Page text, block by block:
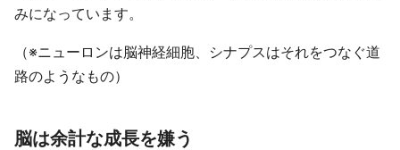
みになっています。
（※ニューロンは脳神経細胞、シナプスはそれをつなぐ道
路のようなもの）
脳は余計な成長を嫌う